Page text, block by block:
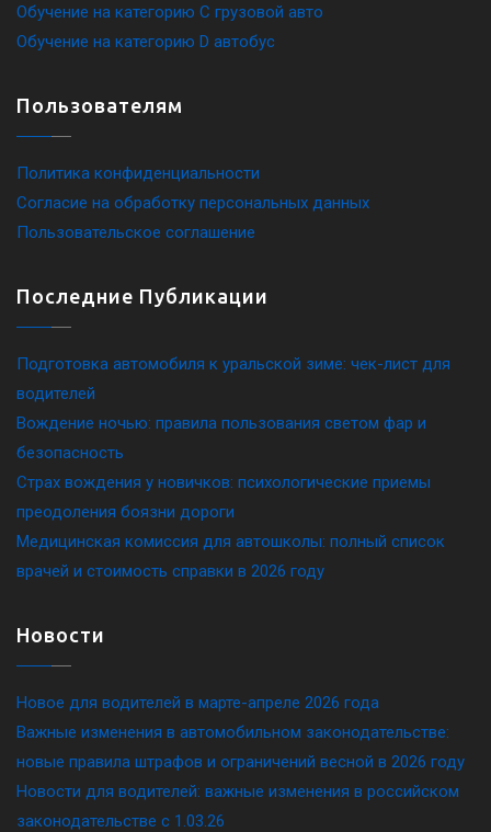
Обучение на категорию C грузовой авто
Обучение на категорию D автобус
Пользователям
Политика конфиденциальности
Согласие на обработку персональных данных
Пользовательское соглашение
Последние Публикации
Подготовка автомобиля к уральской зиме: чек-лист для
водителей
Вождение ночью: правила пользования светом фар и
безопасность
Страх вождения у новичков: психологические приемы
преодоления боязни дороги
Медицинская комиссия для автошколы: полный список
врачей и стоимость справки в 2026 году
Новости
Новое для водителей в марте-апреле 2026 года
Важные изменения в автомобильном законодательстве:
новые правила штрафов и ограничений весной в 2026 году
Новости для водителей: важные изменения в российском
законодательстве c 1.03.26